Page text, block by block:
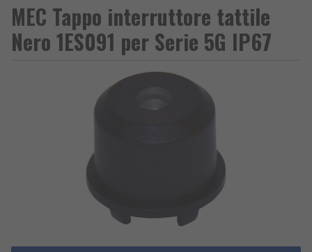
MEC Tappo interruttore tattile
Nero 1ES091 per Serie 5G IP67